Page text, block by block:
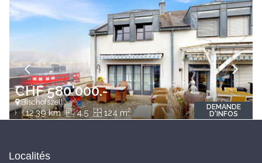
CHF 580'000.-
Bischofszell
12.39 km 4.5 124 m2
DEMANDE
D'INFOS
Localités